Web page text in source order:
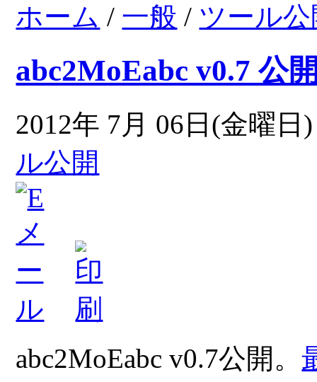
ホーム / 一般 / ツール公
abc2MoEabc v0.7 公
2012年 7月 06日(金曜日
ル公開
abc2MoEabc v0.7公開。